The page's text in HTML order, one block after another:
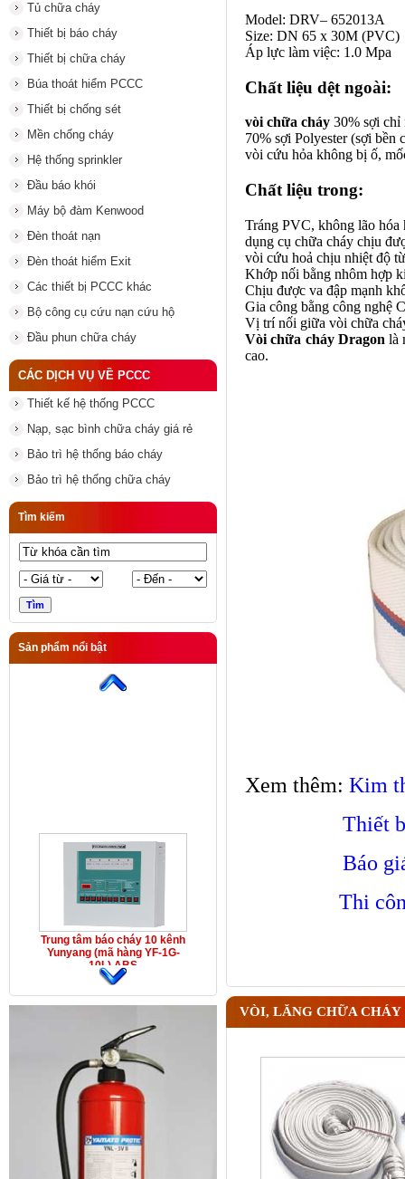
Tủ chữa cháy
Thiết bị báo cháy
Thiết bị chữa cháy
Búa thoát hiểm PCCC
Thiết bị chống sét
Mền chống cháy
Hệ thống sprinkler
Đầu báo khói
Máy bộ đàm Kenwood
Đèn thoát nạn
Đèn thoát hiểm Exit
Các thiết bị PCCC khác
Bộ công cụ cứu nạn cứu hộ
Đầu phun chữa cháy
CÁC DỊCH VỤ VỀ PCCC
Thiết kế hệ thống PCCC
Nạp, sạc bình chữa cháy giá rẻ
Bảo trì hệ thống báo cháy
Bảo trì hệ thống chữa cháy
Tìm kiếm
Sản phẩm nổi bật
Trung tâm báo cháy 10 kênh
Yunyang (mã hàng YF-1G-
10L) ABS
Trung tâm báo cháy 10 kênh
Yunyang (mã hàng YF-1G-
10L) ABS
Model: DRV– 652013A
Size: DN 65 x 30M (PVC)
Áp lực làm việc: 1.0 Mpa
Chất liệu dệt ngoài:
vòi chữa cháy 30% sợi chỉ
70% sợi Polyester (sợi bền
vòi cứu hỏa không bị ố,
Chất liệu trong:
Tráng PVC, không lão
dụng cụ chữa cháy chịu
vòi cứu hoả chịu nhiệt độ
Khớp nối bằng nhôm hợp
Chịu được va đập mạnh
Gia công bằng công nghệ
Vị trí nối giữa vòi chữa
Vòi chữa cháy Dragon là
cao.
Xem thêm: Kim
Thiết
Báo
Thi
VÒI, LĂNG CHỮA CHÁY